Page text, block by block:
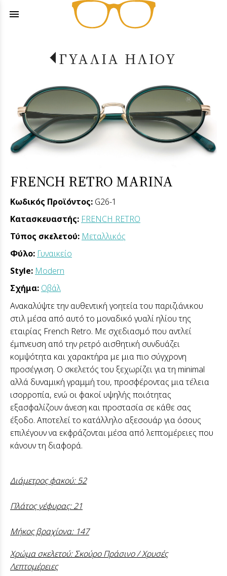
menu
ΓΥΑΛΙΑ ΗΛΙΟΥ
FRENCH RETRO MARINA
Κωδικός Προϊόντος: G26-1
Κατασκευαστής: FRENCH RETRO
Τύπος σκελετού: Μεταλλικός
Φύλο: Γυναικείο
Style: Modern
Σχήμα: Οβάλ
Ανακαλύψτε την αυθεντική γοητεία του παριζιάνικου
στιλ μέσα από αυτό το μοναδικό γυαλί ηλίου της
εταιρίας French Retro. Με σχεδιασμό που αντλεί
έμπνευση από την ρετρό αισθητική συνδυάζει
κομψότητα και χαρακτήρα με μια πιο σύγχρονη
προσέγγιση. Ο σκελετός του ξεχωρίζει για τη minimal
αλλά δυναμική γραμμή του, προσφέροντας μια τέλεια
ισορροπία, ενώ οι φακοί υψηλής ποιότητας
εξασφαλίζουν άνεση και προστασία σε κάθε σας
έξοδο. Αποτελεί το κατάλληλο αξεσουάρ για όσους
επιλέγουν να εκφράζονται μέσα από λεπτομέρειες που
κάνουν τη διαφορά.
Διάμετρος φακού: 52
Πλάτος γέφυρας: 21
Μήκος βραχίονα: 147
Χρώμα σκελετού: Σκούρο Πράσινο / Χρυσές
Λεπτομέρειες